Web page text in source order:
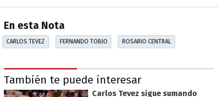
En esta Nota
CARLOS TEVEZ FERNANDO TOBIO ROSARIO CENTRAL
También te puede interesar
Carlos Tevez sigue sumando